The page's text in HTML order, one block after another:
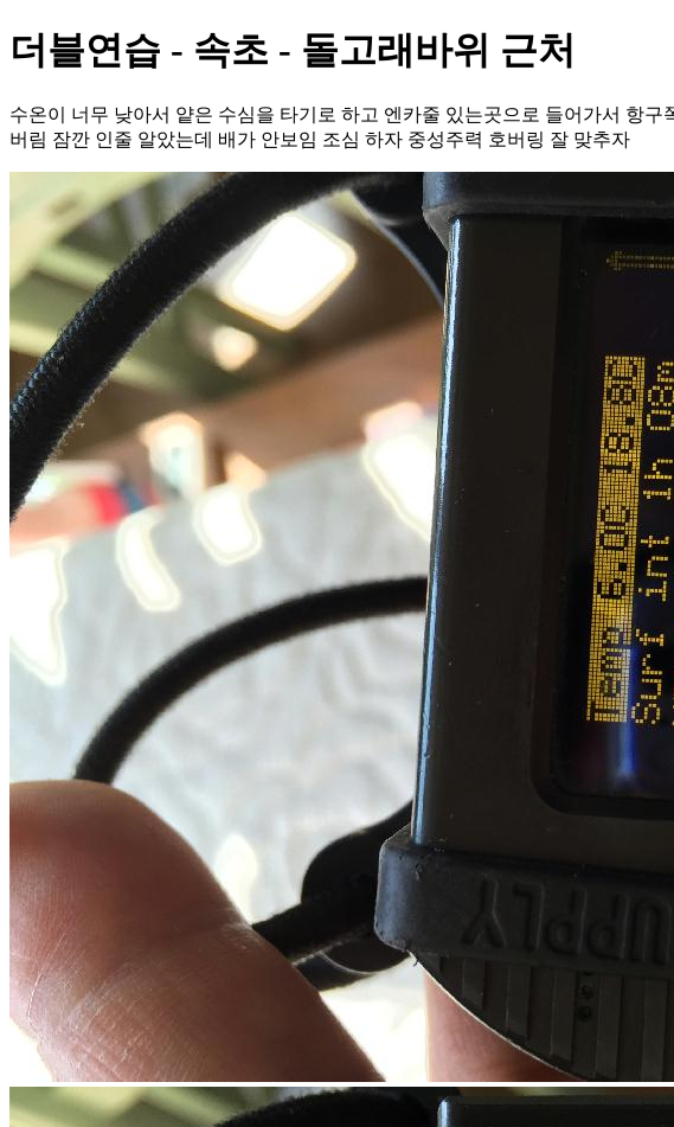
더블연습 - 속초 - 돌고래바위 근처
수온이 너무 낮아서 얕은 수심을 타기로 하고 엔카줄 있는곳으로 들어가서 항
버림 잠깐 인줄 알았는데 배가 안보임 조심 하자 중성주력 호버링 잘 맞추자